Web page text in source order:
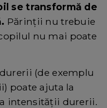
se transformă de
Părinții nu trebuie
nu mai poate
(de exemplu
poate ajuta la
intensității durerii.